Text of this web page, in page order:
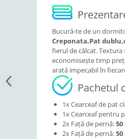
Bucură-te de un
Creponata,Pat
fierul de călcat.
economisește timp
arată impecabil în
Pachetul
1x Cearceaf de pat
1x Cearceaf pentru
2x Față de pernă:50
2x Față de pernă:50